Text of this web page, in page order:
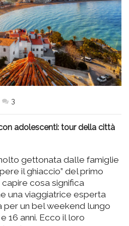
3
adolescenti: tour della città
gettonata dalle famiglie
il ghiaccio” del primo
cosa significa
una viaggiatrice esperta
per un bel weekend lungo
16 anni. Ecco il loro